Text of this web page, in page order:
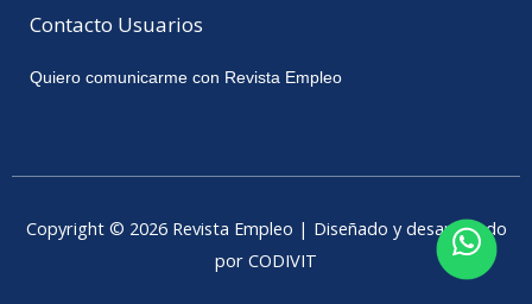
Contacto Usuarios
Quiero comunicarme con Revista Empleo
Copyright © 2026 Revista Empleo | Diseñado y desarrollado
por CODIVIT